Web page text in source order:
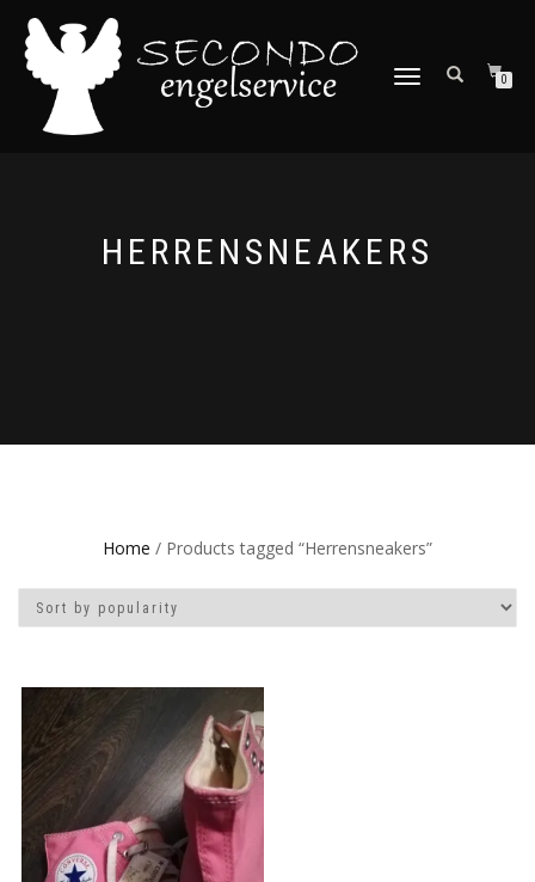
NAVIGATION
0
HERRENSNEAKERS
Home / Products tagged “Herrensneakers”